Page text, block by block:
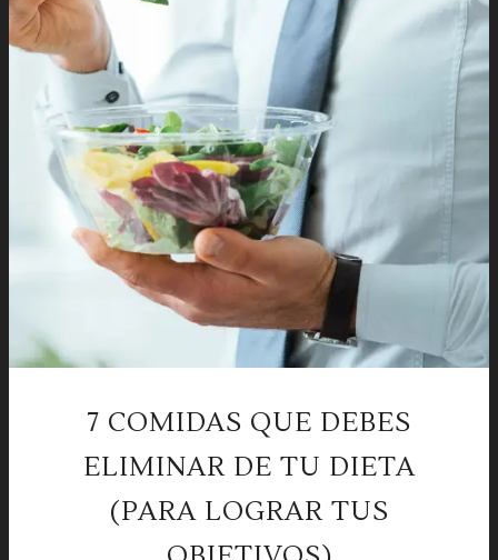
7 COMIDAS QUE DEBES
ELIMINAR DE TU DIETA
(PARA LOGRAR TUS